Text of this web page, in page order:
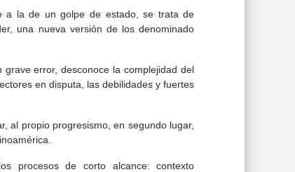
a la de un golpe de estado, se trata de
una nueva versión de los denominado
error, desconoce la complejidad del
en disputa, las debilidades y fuertes
al propio progresismo, en segundo lugar,
procesos de corto alcance: contexto